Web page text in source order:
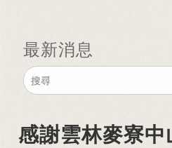
最新消息
感謝雲林麥寮